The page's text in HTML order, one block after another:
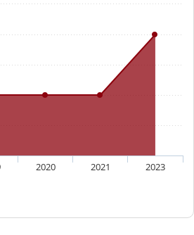
2020 2021 2023